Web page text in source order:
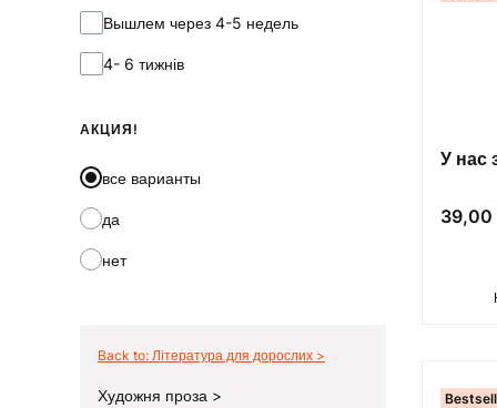
Вышлем через 4-5 недель
4- 6 тижнів
АКЦИЯ!
все варианты
да
нет
Back to: Література для дорослих
Художня проза
У нас
Цена
39,00